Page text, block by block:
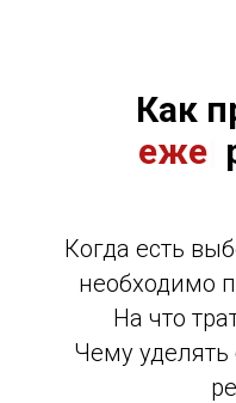
Как
Когда есть
необходимо
На что
Чему